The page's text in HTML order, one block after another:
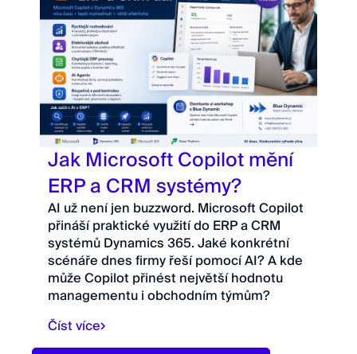
Jak Microsoft Copilot mění
ERP a CRM systémy?
AI už není jen buzzword. Microsoft Copilot
přináší praktické využití do ERP a CRM
systémů Dynamics 365. Jaké konkrétní
scénáře dnes firmy řeší pomocí AI? A kde
může Copilot přinést největší hodnotu
managementu i obchodním týmům?
Číst více